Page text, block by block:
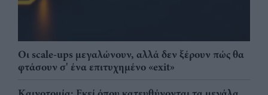
Οι scale-ups μεγαλώνουν, αλλά δεν ξέρουν πώς θα
φτάσουν σ' ένα επιτυχημένο «exit»